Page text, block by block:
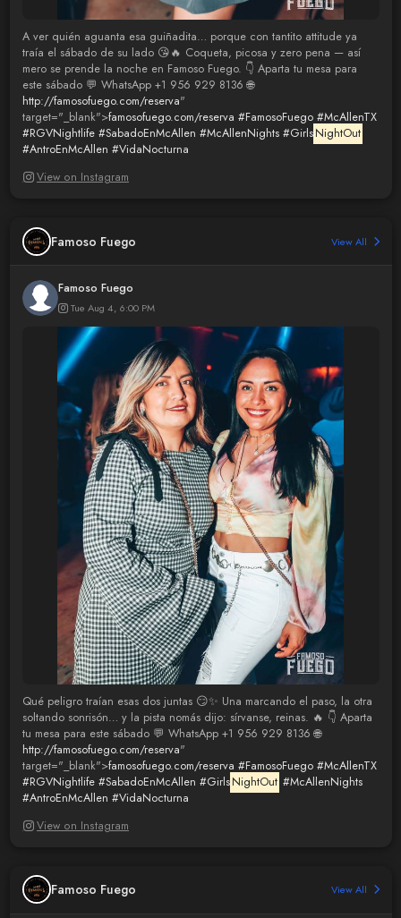
A ver quién aguanta esa guiñadita… porque con tantito attitude ya
traía el sábado de su lado 😘🔥 Coqueta, picosa y zero pena — así
mero se prende la noche en Famoso Fuego. 👇 Aparta tu mesa para
este sábado 💬 WhatsApp +1 956 929 8136 🌐
http://famosofuego.com/reserva"
target="_blank">famosofuego.com/reserva #FamosoFuego #McAllenTX
#RGVNightlife #SabadoEnMcAllen #McAllenNights #GirlsNightOut
#AntroEnMcAllen #VidaNocturna
View on Instagram
Famoso Fuego View All
Famoso Fuego
Tue Aug 4, 6:00 PM
Qué peligro traían esas dos juntas 😏✨ Una marcando el paso, la otra
soltando sonrisón… y la pista nomás dijo: sírvanse, reinas. 🔥 👇 Aparta
tu mesa para este sábado 💬 WhatsApp +1 956 929 8136 🌐
http://famosofuego.com/reserva"
target="_blank">famosofuego.com/reserva #FamosoFuego #McAllenTX
#RGVNightlife #SabadoEnMcAllen #GirlsNightOut #McAllenNights
#AntroEnMcAllen #VidaNocturna
View on Instagram
Famoso Fuego View All